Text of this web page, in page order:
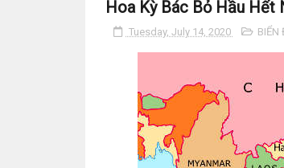
Hoa Kỳ Bác Bỏ Hầu Hết
Tuesday, July 14, 2020 BIỂN